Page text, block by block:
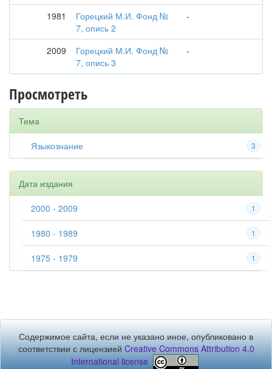
1981
Горецкий М.И. Фонд №
7, опись 2
-
2009
Горецкий М.И. Фонд №
7, опись 3
-
Просмотреть
Тема
3
Языкознание
Дата издания
1
2000 - 2009
1
1980 - 1989
1
1975 - 1979
Содержимое сайта, если не указано иное, опубликовано в
соответствии с лицензиейCreative Commons Attribution 4.0
International license